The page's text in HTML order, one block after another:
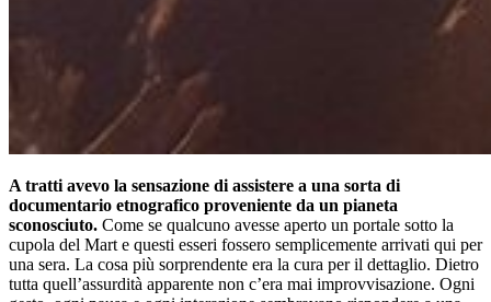
A tratti avevo la sensazione di assistere a una sorta di
documentario etnografico proveniente da un pianeta
sconosciuto. Come se qualcuno avesse aperto un portale sotto la
cupola del Mart e questi esseri fossero semplicemente arrivati qui per
una sera. La cosa più sorprendente era la cura per il dettaglio. Dietro
tutta quell’assurdità apparente non c’era mai improvvisazione. Ogni